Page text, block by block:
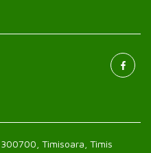
Timisoara, Timis